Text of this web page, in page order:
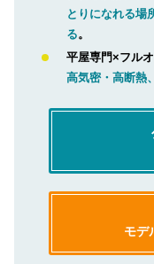
とりになれる場
る。
平屋専門×フル
高気密・高断熱
モデ